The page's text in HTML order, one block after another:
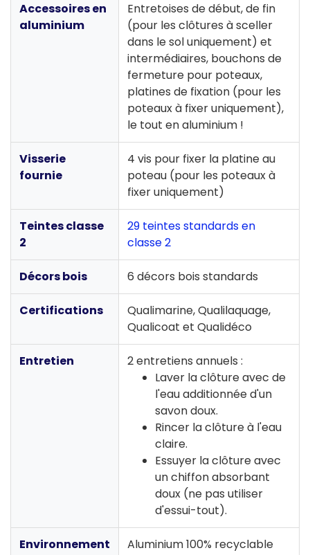
Accessoires en
aluminium
Entretoises de début, de fin
(pour les clôtures à sceller
dans le sol uniquement) et
intermédiaires, bouchons de
fermeture pour poteaux,
platines de fixation (pour les
poteaux à fixer uniquement),
le tout en aluminium !
Visserie
fournie
4 vis pour fixer la platine au
poteau (pour les poteaux à
fixer uniquement)
Teintes classe
2
29 teintes standards en
classe 2
Décors bois 6 décors bois standards
Certifications
Qualimarine, Qualilaquage,
Qualicoat et Qualidéco
Entretien
2 entretiens annuels :
Laver la clôture avec de
l'eau additionnée d'un
savon doux.
Rincer la clôture à l'eau
claire.
Essuyer la clôture avec
un chiffon absorbant
doux (ne pas utiliser
d'essui-tout).
Environnement Aluminium 100% recyclable